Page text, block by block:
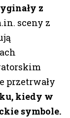
z
sceny z
przetrwały
kiedy w
symbole.